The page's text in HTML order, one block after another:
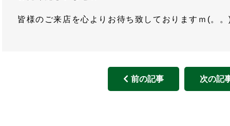
皆様のご来店を心よりお待ち致しておりますｍ(。
前の記事 次の記